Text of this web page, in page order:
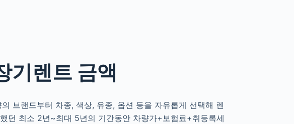
기렌트 금액
브랜드부터 차종, 색상, 유종, 옵션 등을 자유롭게 선택해 렌
던 최소 2년~최대 5년의 기간동안 차량가+보험료+취등록세